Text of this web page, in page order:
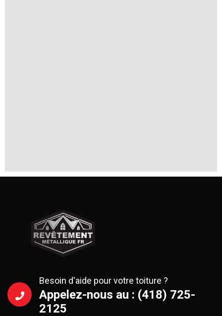
Besoin d'aide pour votre toiture ?
Appelez-nous au : (418) 725-
2125